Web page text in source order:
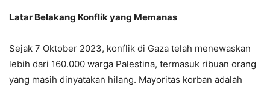
Latar Belakang Konflik yang Memanas
Sejak 7 Oktober 2023, konflik di Gaza telah menewaskan
lebih dari 160.000 warga Palestina, termasuk ribuan orang
yang masih dinyatakan hilang. Mayoritas korban adalah